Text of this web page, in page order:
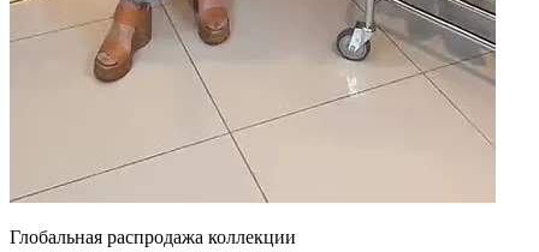
Глобальная распродажа коллекции